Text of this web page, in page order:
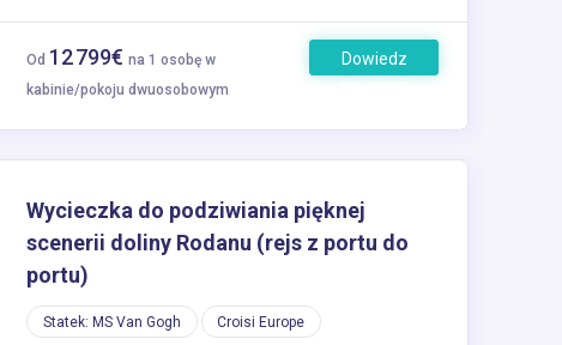
Od 12 799€ na 1 osobę w
kabinie/pokoju dwuosobowym
Dowiedz
się więcej
Wycieczka do podziwiania pięknej
scenerii doliny Rodanu (rejs z portu do
portu)
Statek: MS Van Gogh Croisi Europe